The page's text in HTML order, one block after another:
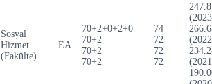
Sosyal
Hizmet
(Fakülte)
EA
70+2+0+2+0
70+2
70+2
70+2
74
72
72
72